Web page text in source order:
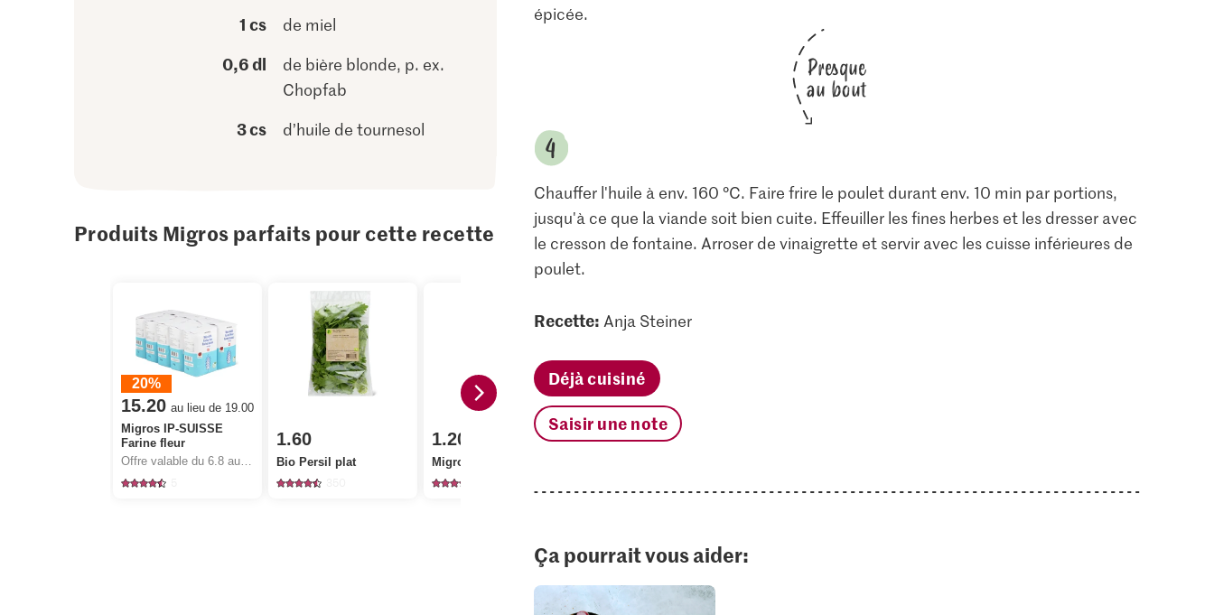
1 cs de miel
0,6 dl
de bière blonde, p. ex.
Chopfab
3 cs d’huile de tournesol
Produits Migros parfaits pour cette recette
20%
15.20 au lieu de 19.00
Migros IP-SUISSE
Farine fleur
Offre valable du 6.8 au 12.8.2026, jusqu’à épuisement du stock.
1.60
Bio Persil plat
1.20
Migros Babeurre Nature
1.20
épicée.
Presque
au bout
Chauffer l'huile à env. 160 °C. Faire frire le poulet durant env. 10 min par portions,
jusqu'à ce que la viande soit bien cuite. Effeuiller les fines herbes et les dresser avec
le cresson de fontaine. Arroser de vinaigrette et servir avec les cuisse inférieures de
poulet.
Recette: Anja Steiner
Déjà cuisiné
Saisir une note
Ça pourrait vous aider: